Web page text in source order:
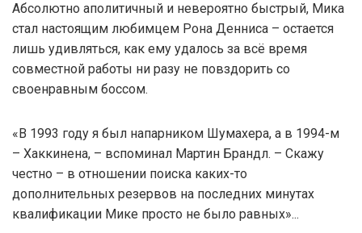
Абсолютно аполитичный и невероятно быстрый, Мика
стал настоящим любимцем Рона Денниса – остается
лишь удивляться, как ему удалось за всё время
совместной работы ни разу не повздорить со
своенравным боссом.
«В 1993 году я был напарником Шумахера, а в 1994-м
– Хаккинена, – вспоминал Мартин Брандл. – Скажу
честно – в отношении поиска каких-то
дополнительных резервов на последних минутах
квалификации Мике просто не было равных»...